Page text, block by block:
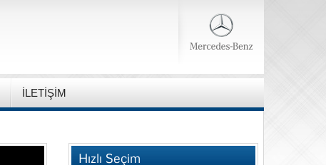
İLETİŞİM
Hızlı Seçim